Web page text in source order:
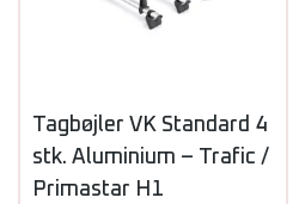
Tagbøjler VK Standard 4
stk. Aluminium – Trafic /
Primastar H1